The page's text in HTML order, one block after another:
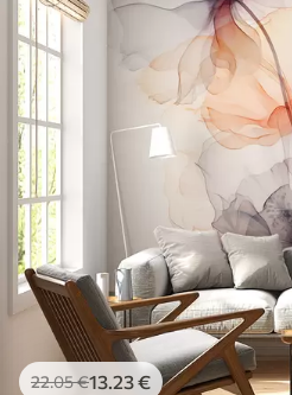
22.05€13 .23€